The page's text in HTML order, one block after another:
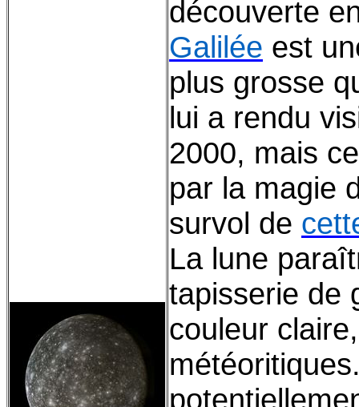
découverte
Galilée est
plus grosse
lui a rendu
2000, mais
par la magie
survol de
La lune
tapisserie de
couleur